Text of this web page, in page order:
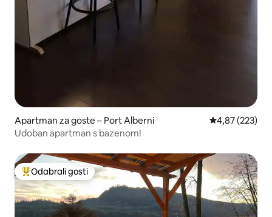
Apartman za goste – Port Alberni Prosječna
4,87 (223)
Udoban apartman s bazenom!
Među najviše rangiranima s oznakom „Odabrali gosti”
Odabrali gosti